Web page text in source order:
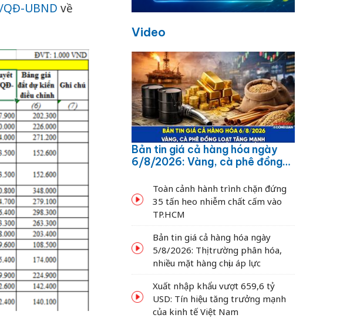
UBND về
Video
Bản tin giá cả hàng hóa ngày
6/8/2026: Vàng, cà phê đồng
Toàn cảnh hành trình chặn đứng
35 tấn heo nhiễm chất cấm vào
TP.HCM
Bản tin giá cả hàng hóa ngày
5/8/2026: Thị trường phân hóa,
nhiều mặt hàng chịu áp lực
Xuất nhập khẩu vượt 659,6 tỷ
USD: Tín hiệu tăng trưởng mạnh
của kinh tế Việt Nam